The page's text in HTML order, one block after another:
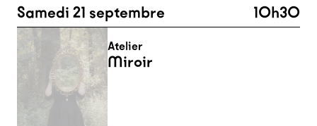
Samedi 21 septembre 10h30
Atelier
Miroir